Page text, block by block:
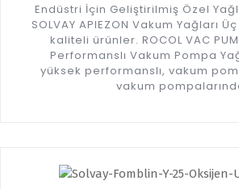
Endüstri İçin Geliştirilmiş Özel
SOLVAY APIEZON Vakum Yağları
kaliteli ürünler. ROCOL VAC
Performanslı Vakum Pompa Yağı
yüksek performanslı, vakum
vakum